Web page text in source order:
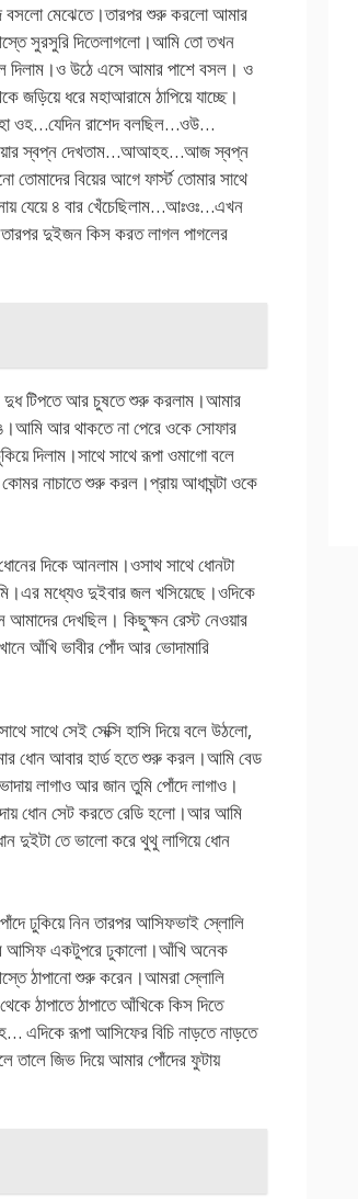
বসলো মেঝেতে।তারপর শুরু করলো আমার
সুরসুরি দিতেলাগলো।আমি তো তখন
দিলাম।ও উঠে এসে আমার পাশে বসল। ও
ধরে মহাআরামে ঠাপিয়ে যাচ্ছে।
ওহ…যেদিন রাশেদ বলছিল…ওউ…
স্বপ্ন দেখতাম…আআহহ…আজ স্বপ্ন
বিয়ের আগে ফার্স্ট তোমার সাথে
যেয়ে ৪ বার খেঁচেছিলাম…আঃওঃ…এখন
দুইজন কিস করত লাগল পাগলের
দুধ টিপতে আর চুষতে শুরু করলাম।আমার
আর থাকতে না পেরে ওকে সোফার
দিলাম।সাথে সাথে রূপা ওমাগো বলে
নাচাতে শুরু করল।প্রায় আধাঘন্টা ওকে
দিকে আনলাম।ওসাথ সাথে ধোনটা
মধ্যেও দুইবার জল খসিয়েছে।ওদিকে
দেখছিল। কিছুক্ষন রেস্ট নেওয়ার
আঁখি ভাবীর পোঁদ আর ভোদামারি
সাথে সেই সেক্সি হাসি দিয়ে বলে উঠলো,
ধোন আবার হার্ড হতে শুরু করল।আমি বেড
লাগাও আর জান তুমি পোঁদে লাগাও।
ধোন সেট করতে রেডি হলো।আর আমি
দুইটা তে ভালো করে থুথু লাগিয়ে ধোন
ঢুকিয়ে নিন তারপর আসিফভাই স্লোলি
আসিফ একটুপরে ঢুকালো।আঁখি অনেক
ঠাপানো শুরু করেন।আমরা স্লোলি
ঠাপাতে ঠাপাতে আঁখিকে কিস দিতে
রূপা আসিফের বিচি নাড়তে নাড়তে
তালে জিভ দিয়ে আমার পোঁদের ফুটায়